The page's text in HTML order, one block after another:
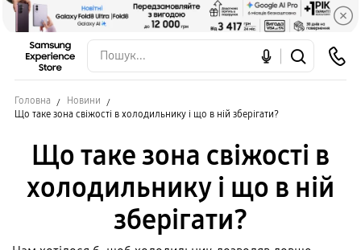
Головна
Новини
Що таке зона свіжості в холодильнику і що в ній зберігати?
Що таке зона свіжості в
холодильнику і що в ній
зберігати?